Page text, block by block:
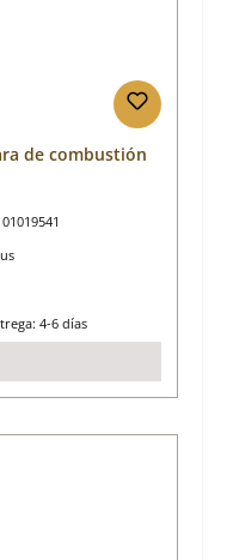
de combustión
01019541
4-6 días